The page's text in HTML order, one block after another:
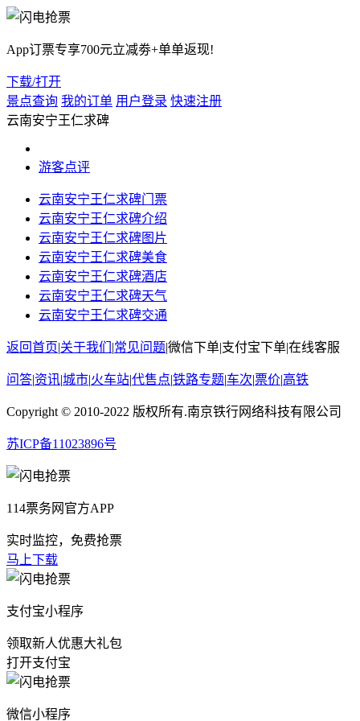
App订票专享700元立减劵+单单返现!
下载/打开
景点查询 我的订单 用户登录 快速注册
云南安宁王仁求碑
游客点评
云南安宁王仁求碑门票
云南安宁王仁求碑介绍
云南安宁王仁求碑图片
云南安宁王仁求碑美食
云南安宁王仁求碑酒店
云南安宁王仁求碑天气
云南安宁王仁求碑交通
返回首页|关于我们 |常见问题|微信下单|支付宝下单|在线客服
问答|资讯|城市|火车站|代售点|铁路专题|车次|票价|高铁
Copyright © 2010-2022 版权所有.南京铁行网络科技有限公司
苏ICP备11023896号
114票务网官方APP
实时监控，免费抢票
马上下载
支付宝小程序
领取新人优惠大礼包
打开支付宝
微信小程序